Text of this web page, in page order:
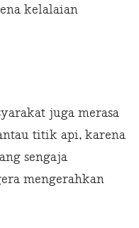
kelalaian
juga merasa
titik api, karena
sengaja
mengerahkan